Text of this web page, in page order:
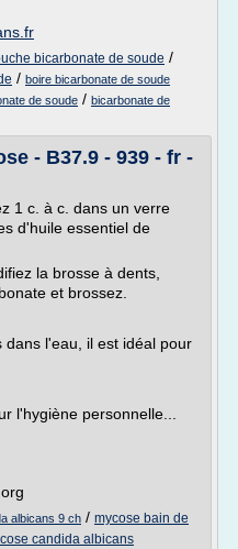
bicarbonate de soude /
/ boire bicarbonate de soude
de soude / bicarbonate de
- B37.9 - 939 - fr -
1 c. à c. dans un verre
d'huile essentiel de
la brosse à dents,
et brossez.
l'eau, il est idéal pour
l'hygiène personnelle...
albicans 9 ch / mycose bain de
candida albicans